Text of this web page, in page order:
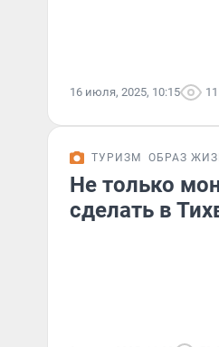
16 июля, 2025, 10:15
ТУРИЗМ ОБРАЗ
Не только
сделать в